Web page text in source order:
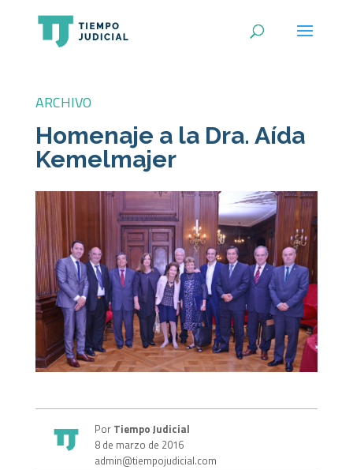
ARCHIVO
Homenaje a la Dra. Aída
Kemelmajer
PorTiempo Judicial
8 de marzo de 2016
admin@tiempojudicial.com